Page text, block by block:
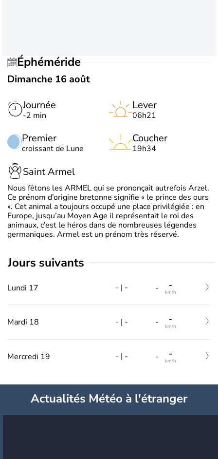
Éphéméride
Dimanche 16 août
Journée
-2 min
Premier
croissant de Lune
Lever
06h21
Coucher
19h34
Saint Armel
Nous fêtons les ARMEL qui se prononçait autrefois Arzel.
Ce prénom d’origine bretonne signifie « le prince des ours
». Cet animal a toujours occupé une place privilégiée : en
Europe, jusqu’au Moyen Age il représentait le roi des
animaux, c’est le héros dans de nombreuses légendes
germaniques. Armel est un prénom très réservé.
jours suivants
Lundi 17 - | - - -
km/h
Mardi 18 - | - - -
km/h
Mercredi 19 - | - - -
km/h
Actualités Météo à l'étranger